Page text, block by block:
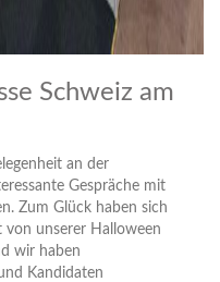
Schweiz am
an der
Gespräche mit
Zum Glück haben sich
von unserer Halloween
wir haben
Kandidaten